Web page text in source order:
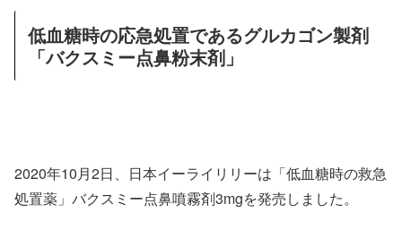
低血糖時の応急処置であるグルカゴン製剤
「バクスミー点鼻粉末剤」
2020年10月2日、日本イーライリリーは「低血糖時の救急
処置薬」バクスミー点鼻噴霧剤3mgを発売しました。